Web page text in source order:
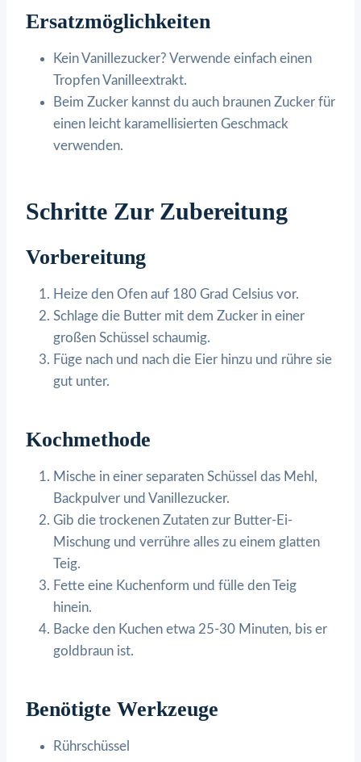
Ersatzmöglichkeiten
Kein Vanillezucker? Verwende einfach einen
Tropfen Vanilleextrakt.
Beim Zucker kannst du auch braunen Zucker für
einen leicht karamellisierten Geschmack
verwenden.
Schritte Zur Zubereitung
Vorbereitung
Heize den Ofen auf 180 Grad Celsius vor.
Schlage die Butter mit dem Zucker in einer
großen Schüssel schaumig.
Füge nach und nach die Eier hinzu und rühre sie
gut unter.
Kochmethode
Mische in einer separaten Schüssel das Mehl,
Backpulver und Vanillezucker.
Gib die trockenen Zutaten zur Butter-Ei-
Mischung und verrühre alles zu einem glatten
Teig.
Fette eine Kuchenform und fülle den Teig
hinein.
Backe den Kuchen etwa 25-30 Minuten, bis er
goldbraun ist.
Benötigte Werkzeuge
Rührschüssel